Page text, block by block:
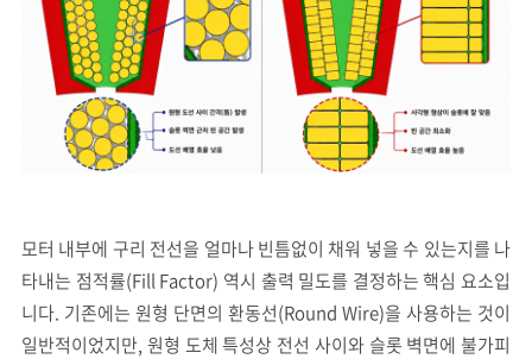
모터 내부에 구리 전선을 얼마나 빈틈없이 채워 넣을 수 있는지를 나
타내는 점적률(Fill Factor) 역시 출력 밀도를 결정하는 핵심 요소입
니다. 기존에는 원형 단면의 환동선(Round Wire)을 사용하는 것이
일반적이었지만, 원형 도체 특성상 전선 사이와 슬롯 벽면에 불가피